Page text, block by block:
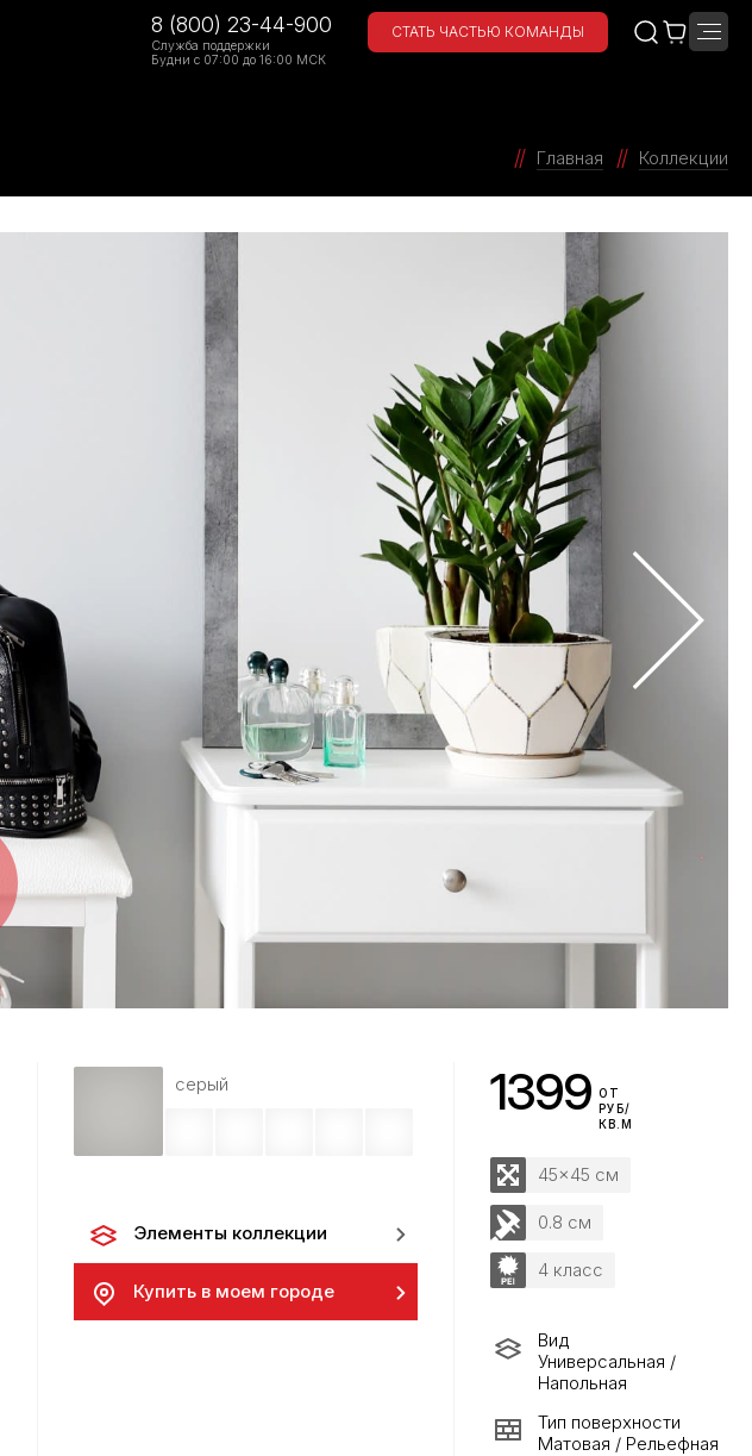
8 (800) 23-44-900
Служба поддержки
Будни с 07:00 до 16:00 МСК
СТАТЬ ЧАСТЬЮ КОМАНДЫ
Главная Коллекции
серый
Элементы коллекции
Купить в моем городе
1399 ОТ
РУБ/
КВ.М
45x45 см
0.8 см
4 класс
Вид
Универсальная /
Напольная
Тип поверхности
Матовая / Рельефная